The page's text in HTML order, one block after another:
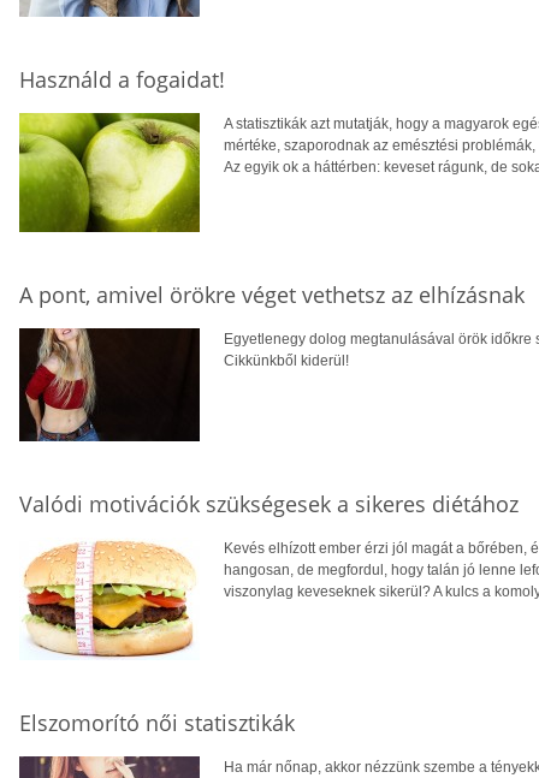
Használd a fogaidat!
A statisztikák azt mutatják, hogy a magyarok
mértéke, szaporodnak az emésztési
Az egyik ok a háttérben: keveset rágunk, de
A pont, amivel örökre véget vethetsz az elhízásnak
Egyetlenegy dolog megtanulásával örök
Cikkünkből kiderül!
Valódi motivációk szükségesek a sikeres diétához
Kevés elhízott ember érzi jól magát a bőrében,
hangosan, de megfordul, hogy talán jó lenne
viszonylag keveseknek sikerül? A kulcs a
Elszomorító női statisztikák
Ha már nőnap, akkor nézzünk szembe a